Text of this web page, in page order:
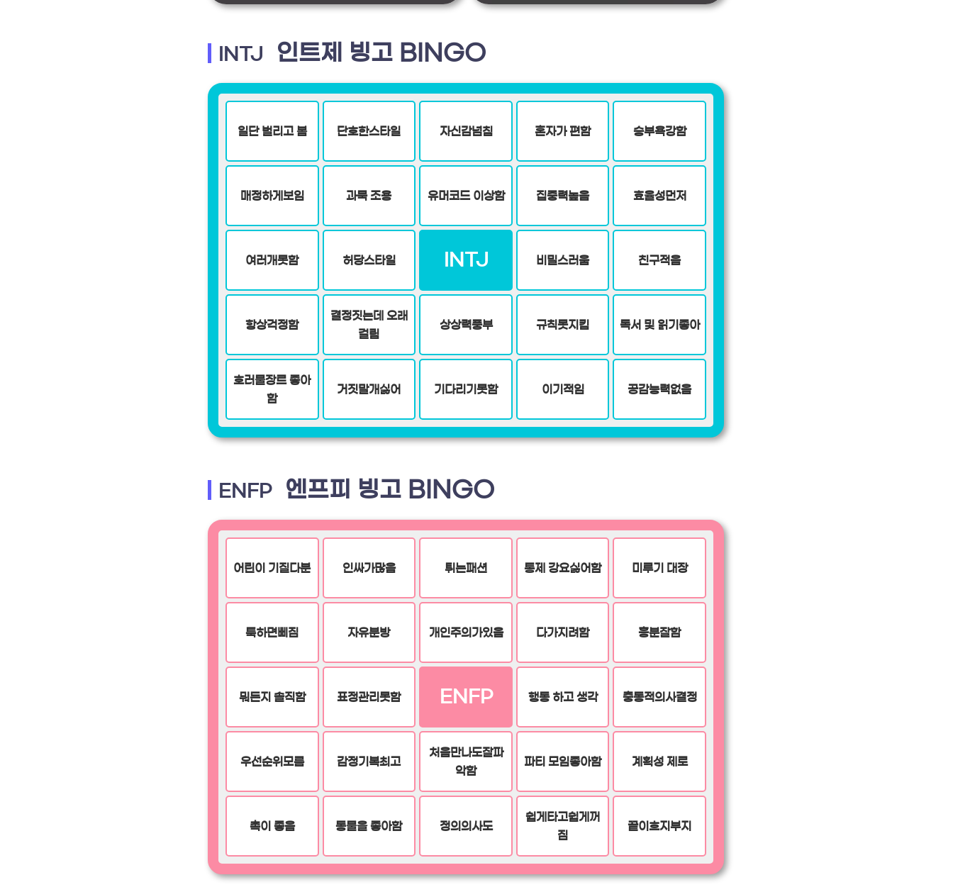
INTJ 인트제 빙고 BINGO
일단 벌리고 봄 단호한스타일 자신감넘침 혼자가 편함 승부욕강함
매정하게보임 과묵 조용 유머코드 이상함 집중력높음 효율성먼저
여러개못함 허당스타일 INTJ 비밀스러움 친구적음
항상걱정함
결정짓는데 오래
걸림
상상력풍부 규칙못지킴 독서 및 읽기좋아
호러물장르 좋아
함
거짓말개싫어 기다리기못함 이기적임 공감능력없음
ENFP 엔프피 빙고 BINGO
어린이 기질다분 인싸가많음 튀는패션 통제 강요싫어함 미루기 대장
툭하면삐짐 자유분방 개인주의가있음 다가지려함 흥분잘함
뭐든지 솔직함 표정관리못함 ENFP 행동 하고 생각 충동적의사결정
우선순위모름 감정기복최고
처음만나도잘파
악함
파티 모임좋아함 계획성 제로
촉이 좋음 동물을 좋아함 정의의사도
쉽게타고쉽게꺼
짐
끝이흐지부지